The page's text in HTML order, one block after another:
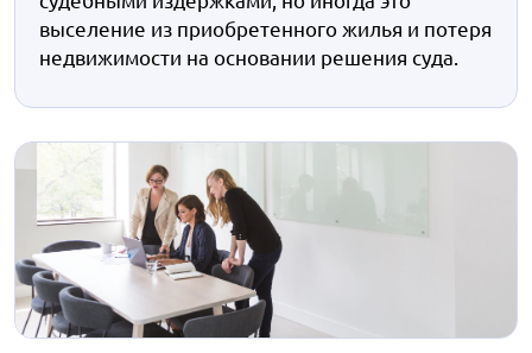
выселение из приобретенного жилья и потеря
недвижимости на основании решения суда.